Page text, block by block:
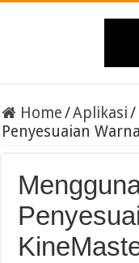
Home/Aplikasi/
Penyesuaian